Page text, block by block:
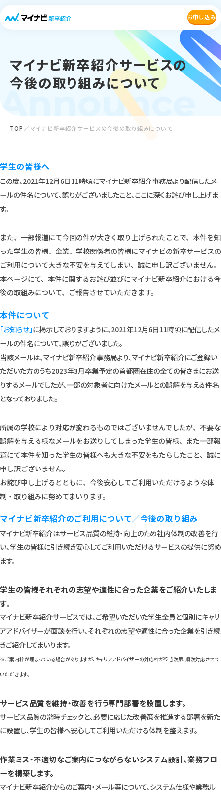
お申し込み
マイナビ新卒紹介サービスの
今後の取り組みについて
TOP マイナビ新卒紹介サービスの今後の取り組みについて
学生の皆様へ
この度、2021年12月6日11時頃にマイナビ新卒紹介事務局より配信したメ
ールの件名について、誤りがございましたこと、ここに深くお詫び申し上げま
す。
また、一部報道にて今回の件が大きく取り上げられたことで、本件を知
った学生の皆様、企業、学校関係者の皆様にマイナビの新卒サービスの
ご利用について大きな不安を与えてしまい、誠に申し訳ございません。
本ページにて、本件に関するお詫び並びにマイナビ新卒紹介における今
後の取組みについて、ご報告させていただきます。
本件について
「お知らせ」に掲示しておりますように、2021年12月6日11時頃に配信したメ
ールの件名について、誤りがございました。
当該メールは、マイナビ新卒紹介事務局より、マイナビ新卒紹介にご登録い
ただいた方のうち2023年3月卒業予定の首都圏在住の全ての皆さまにお送
りするメールでしたが、一部の対象者に向けたメールとの誤解を与える件名
となっておりました。
所属の学校により対応が変わるものではございませんでしたが、不要な
誤解を与える様なメールをお送りしてしまった学生の皆様、また一部報
道にて本件を知った学生の皆様へも大きな不安をもたらしたこと、誠に
申し訳ございません。
お詫び申し上げるとともに、今後安心してご利用いただけるような体
制・取り組みに努めてまいります。
マイナビ新卒紹介のご利用について／今後の取り組み
マイナビ新卒紹介はサービス品質の維持・向上のため社内体制の改善を行
い、学生の皆様に引き続き安心してご利用いただけるサービスの提供に努め
ます。
学生の皆様それぞれの志望や適性に合った企業をご紹介いたしま
す。
マイナビ新卒紹介サービスでは、ご希望いただいた学生全員と個別にキャリ
アアドバイザーが面談を行い、それぞれの志望や適性に合った企業を引き続
きご紹介してまいります。
※ご案内枠が埋まっている場合がありますが、キャリアアドバイザーの対応枠が空き次第、順次対応させて
いただきます。
サービス品質を維持・改善を行う専門部署を設置します。
サービス品質の常時チェックと、必要に応じた改善策を推進する部署を新た
に設置し、学生の皆様へ安心してご利用いただける体制を整えます。
作業ミス・不適切なご案内につながらないシステム設計、業務フロ
ーを構築します。
マイナビ新卒紹介からのご案内・メール等について、システム仕様や業務ル